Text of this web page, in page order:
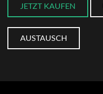
JETZT KAUFEN
AUSTAUSCH